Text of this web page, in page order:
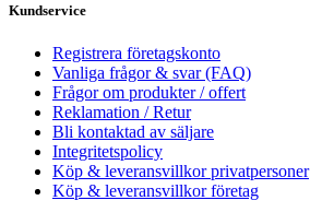
Kundservice
Registrera företagskonto
Vanliga frågor & svar (FAQ)
Frågor om produkter / offert
Reklamation / Retur
Bli kontaktad av säljare
Integritetspolicy
Köp & leveransvillkor privatpersoner
Köp & leveransvillkor företag